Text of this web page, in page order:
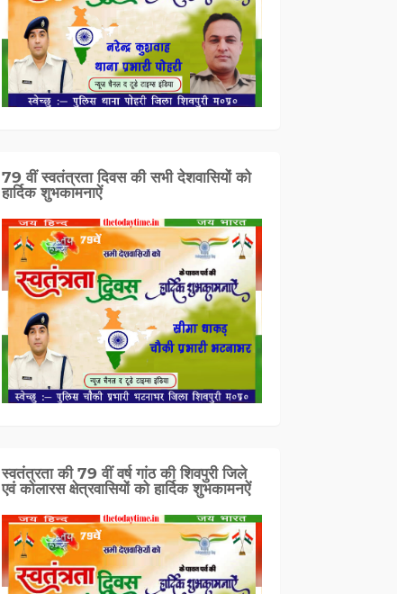
79 वीं स्वतंत्रता दिवस की सभी देशवासियों को
हार्दिक शुभकामनाऐं
स्वतंत्रता की 79 वीं वर्ष गांठ की शिवपुरी जिले
एवं कोलारस क्षेत्रवासियों को हार्दिक शुभकामनऐं